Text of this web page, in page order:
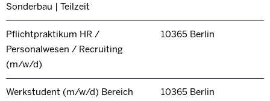
Sonderbau | Teilzeit
Pflichtpraktikum HR /
Personalwesen / Recruiting
(m/w/d)
10365 Berlin
Werkstudent (m/w/d) Bereich
10365 Berlin